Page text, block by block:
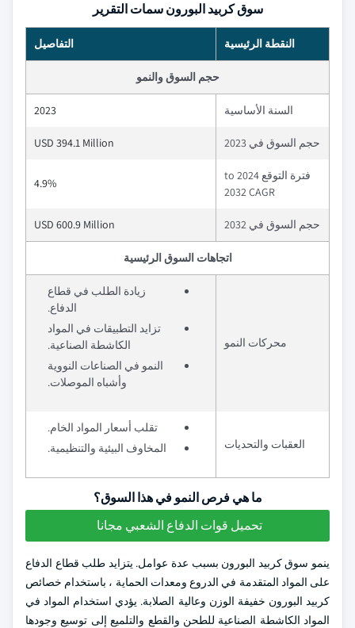
سوق كربيد البورون سمات التقرير
النقطة الرئيسية التفاصيل
حجم السوق والنمو
السنة الأساسية 2023
حجم السوق في 2023 USD 394.1 Million
فترة التوقع 2024 to
2032 CAGR
4.9%
حجم السوق في 2032 USD 600.9 Million
اتجاهات السوق الرئيسية
محركات النمو
زيادة الطلب في قطاع
الدفاع.
تزايد التطبيقات في المواد
الكاشطة الصناعية.
النمو في الصناعات النووية
وأشباه الموصلات.
العقبات والتحديات
تقلب أسعار المواد الخام.
المخاوف البيئية والتنظيمية.
ما هي فرص النمو في هذا السوق؟
تحميل قوات الدفاع الشعبي مجانا
ينمو سوق كربيد البورون بسبب عدة عوامل. يتزايد طلب قطاع الدفاع
على المواد المتقدمة في الدروع ومعدات الحماية ، باستخدام خصائص
كربيد البورون خفيفة الوزن وعالية الصلابة. يؤدي استخدام المواد في
المواد الكاشطة الصناعية للطحن والقطع والتلميع إلى توسيع وجودها